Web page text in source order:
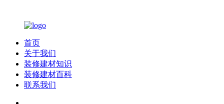
首页
关于我们
装修建材知识
装修建材百科
联系我们